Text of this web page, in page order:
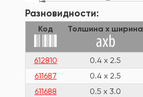
Разновидности:
Код Толшина x ширина
612810 0.4 x 2.5
611687
0.4 x 2.5
611688
0.5 x 3.0